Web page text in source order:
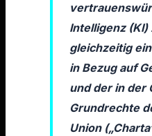
Intelligenz
gleichzeitig
in Bezug auf
und der in der
Grundrechte
Union